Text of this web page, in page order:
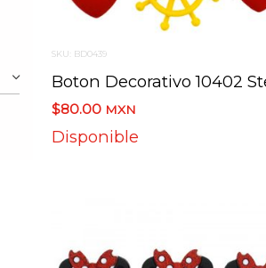
SKU: BD0439
$80.00 MXN
Disponible